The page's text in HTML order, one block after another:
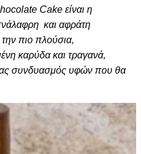
Cake είναι η
και αφράτη
πιο πλούσια,
καρύδα και τραγανά,
συνδυασμός υφών που θα